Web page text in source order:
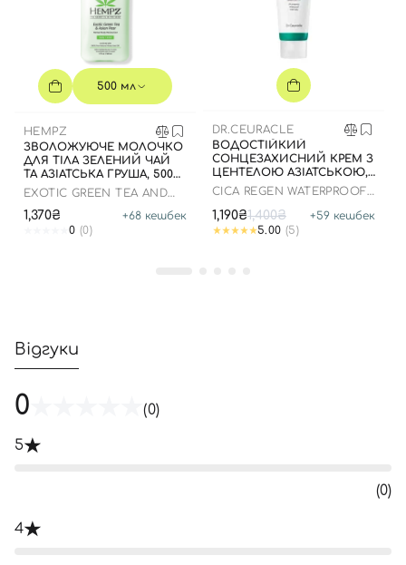
500 мл
HEMPZ
ЗВОЛОЖУЮЧЕ МОЛОЧКО
ДЛЯ ТІЛА ЗЕЛЕНИЙ ЧАЙ
ТА АЗІАТСЬКА ГРУША, 500
МЛ
EXOTIC GREEN TEA AND
MOISTURIZER
1,370₴ +68 кешбек
0 (0)
DR.CEURACLE
ВОДОСТІЙКИЙ
СОНЦЕЗАХИСНИЙ КРЕМ З
ЦЕНТЕЛОЮ АЗІАТСЬКОЮ,
100 МЛ ДО 05.09.2028
CICA REGEN WATERPROOF
1,190₴1,400₴ +59 кешбек
5.00 (5)
Відгуки
0 (0)
5
(0)
4